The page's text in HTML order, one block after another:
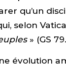
qu’un
selon
» (GS
évolution